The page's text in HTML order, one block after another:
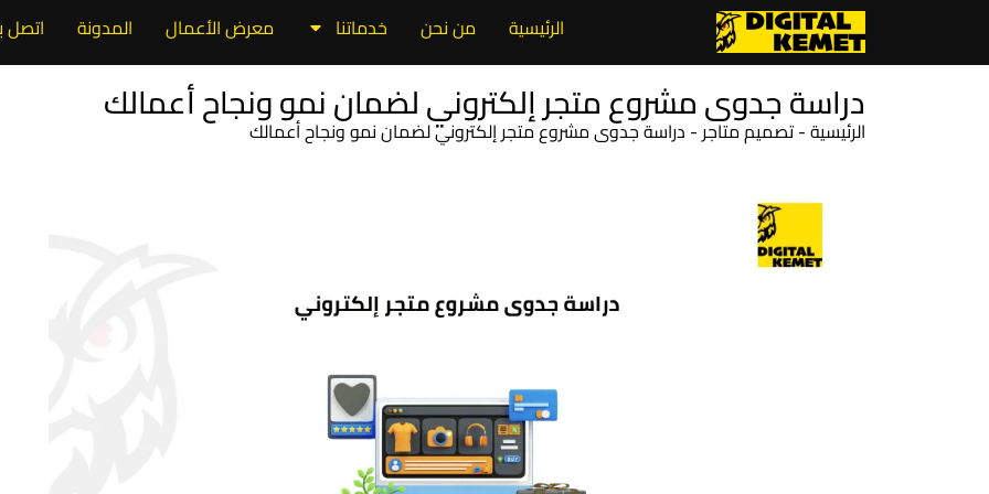
الرئيسية من نحن خدماتنا معرض الأعمال المدونة اتصل
دراسة جدوى مشروع متجر إلكتروني لضمان نمو ونجاح أعمالك
الرئيسية-تصميم متاجر- دراسة جدوى مشروع متجر إلكتروني لضمان نمو ونجاح أعمالك